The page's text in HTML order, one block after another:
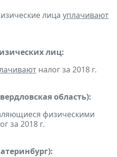
лица уплачивают
лиц:
налог за 2018 г.
область):
физическими
за 2018 г.